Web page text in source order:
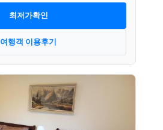
최저가확인
여행객 이용후기